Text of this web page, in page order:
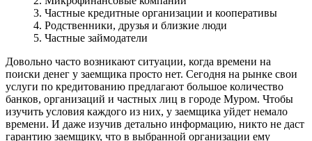
3. Частные кредитные организации и кооперативы
4. Родственники, друзья и близкие люди
5. Частные займодатели
Довольно часто возникают ситуации, когда времени на
поиски денег у заемщика просто нет. Сегодня на рынке свои
услуги по кредитованию предлагают большое количество
банков, организаций и частных лиц в городе Муром. Чтобы
изучить условия каждого из них, у заемщика уйдет немало
времени. И даже изучив детально информацию, никто не даст
гарантию заемщику, что в выбранной организации ему